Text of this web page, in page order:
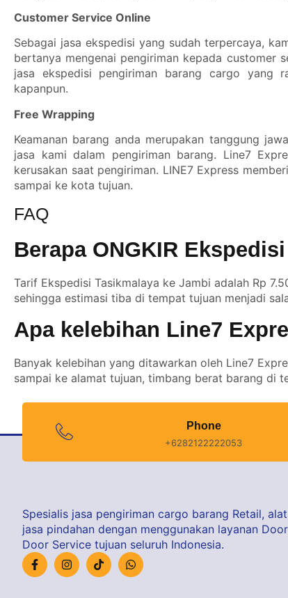
Customer Service Online
Sebagai jasa ekspedisi yang sudah terpercaya,
bertanya mengenai pengiriman kepada customer
jasa ekspedisi pengiriman barang cargo yang
kapanpun.
Free Wrapping
Keamanan barang anda merupakan tanggung
jasa kami dalam pengiriman barang. Line7
kerusakan saat pengiriman. LINE7 Express
sampai ke kota tujuan.
FAQ
Berapa ONGKIR
Tarif Ekspedisi Tasikmalaya ke Jambi adalah Rp
sehingga estimasi tiba di tempat tujuan menjadi
Apa kelebihan Line7
Banyak kelebihan yang ditawarkan oleh Line7
sampai ke alamat tujuan, timbang berat barang di
Phone
+6282122222053
Spesialis jasa pengiriman cargo barang Retail,
jasa pindahan dengan menggunakan layanan
Door Service tujuan seluruh Indonesia.